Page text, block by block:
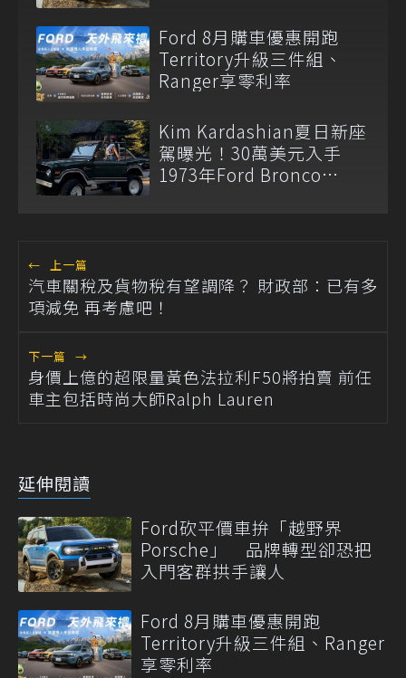
Ford 8月購車優惠開跑
Territory升級三件組、
Ranger享零利率
Kim Kardashian夏日新座
駕曝光！30萬美元入手
1973年Ford Bronco
← 上一篇
汽車關稅及貨物稅有望調降？ 財政部：已有多
項減免 再考慮吧！
下一篇 →
身價上億的超限量黃色法拉利F50將拍賣 前任
車主包括時尚大師Ralph Lauren
延伸閱讀
Ford砍平價車拚「越野界
Porsche」 品牌轉型卻恐把
入門客群拱手讓人
Ford 8月購車優惠開跑
Territory升級三件組、Ranger
享零利率